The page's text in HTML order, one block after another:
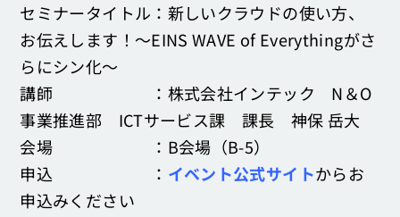
セミナータイトル：新しいクラウドの使い方、
お伝えします！～EINS WAVE of Everythingがさ
らにシン化～
講師 ：株式会社インテック N＆O
事業推進部 ICTサービス課 課長 神保 岳大
会場 ：B会場（B-5）
申込 ： イベント公式サイトからお
申込みください